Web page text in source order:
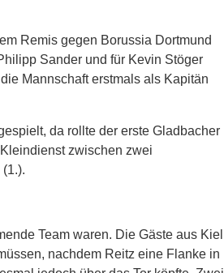
Remis gegen Borussia Dortmund
Sander und für Kevin Stöger
Mannschaft erstmals als Kapitän
da rollte der erste Gladbacher
zwischen zwei
Team waren. Die Gäste aus Kiel
nachdem Reitz eine Flanke in